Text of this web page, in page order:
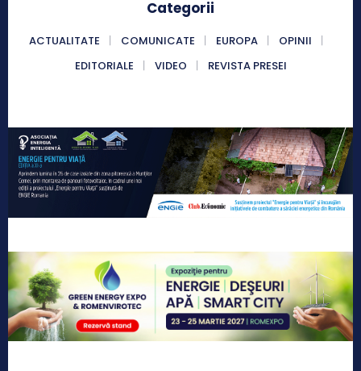
Categorii
ACTUALITATE COMUNICATE EUROPA
OPINII
EDITORIALE
VIDEO REVISTA PRESEI